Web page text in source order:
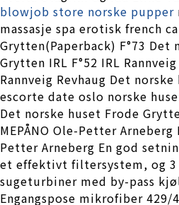
blowjob store norske pupper
massasje spa erotisk french
Grytten(Paperback) F°73 Det
Grytten IRL F°52 IRL
Rannveig Revhaug Det
escorte date oslo norske
Det norske huset Frode
MEPÅNO Ole-Petter Arneberg
Petter Arneberg En god
et effektivt filtersystem, og
sugeturbiner med by-pass
Engangspose mikrofiber 429/